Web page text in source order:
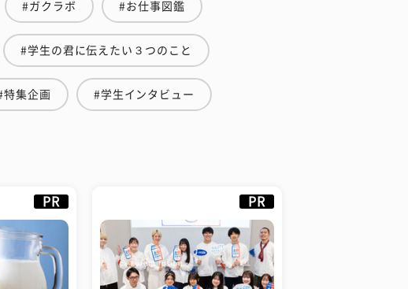
#ガクラボ #お仕事図鑑
#学生の君に伝えたい３つのこと
特集企画 #学生インタビュー
PR PR